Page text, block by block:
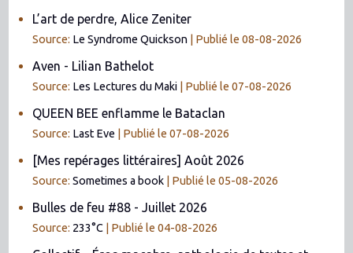
L’art de perdre, Alice Zeniter
Source: Le Syndrome Quickson Publié le 08-08-2026
Aven - Lilian Bathelot
Source: Les Lectures du Maki Publié le 07-08-2026
QUEEN BEE enflamme le Bataclan
Source: Last Eve Publié le 07-08-2026
[Mes repérages littéraires] Août 2026
Source:Sometimes a book Publié le 05-08-2026
Bulles de feu #88 - Juillet 2026
Source: 233°C Publié le 04-08-2026